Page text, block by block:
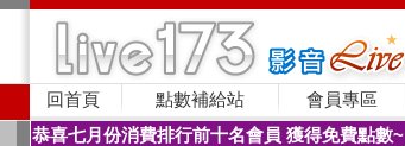
回首頁 點數補給站 會員專區
恭喜七月份消費排行前十名會員 獲得免費點數~